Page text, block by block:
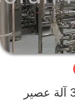
1500t / يوم 380V SS304 آلة عصير